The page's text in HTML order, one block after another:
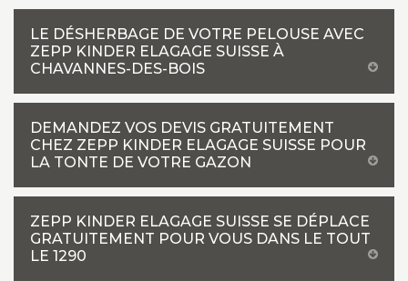
LE DÉSHERBAGE DE VOTRE PELOUSE AVEC
ZEPP KINDER ELAGAGE SUISSE À
CHAVANNES-DES-BOIS
DEMANDEZ VOS DEVIS GRATUITEMENT
CHEZ ZEPP KINDER ELAGAGE SUISSE POUR
LA TONTE DE VOTRE GAZON
ZEPP KINDER ELAGAGE SUISSE SE DÉPLACE
GRATUITEMENT POUR VOUS DANS LE TOUT
LE 1290